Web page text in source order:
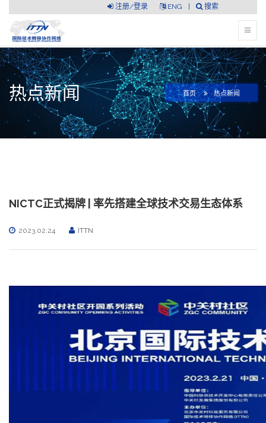
搜索
ENG
注册/登录
热点新闻 首页 热点新闻
NICTC正式揭牌 | 率先搭建全球技术交易生态体系
2023.02.24 ITTN